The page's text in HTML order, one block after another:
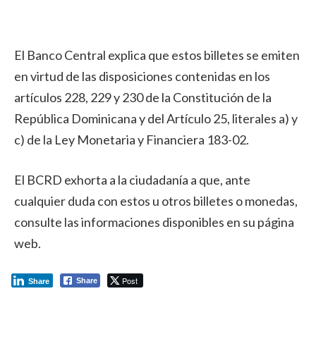
El Banco Central explica que estos billetes se emiten
en virtud de las disposiciones contenidas en los
artículos 228, 229 y 230 de la Constitución de la
República Dominicana y del Artículo 25, literales a) y
c) de la Ley Monetaria y Financiera 183-02.
El BCRD exhorta a la ciudadanía a que, ante
cualquier duda con estos u otros billetes o monedas,
consulte las informaciones disponibles en su página
web.
Share Post
Share